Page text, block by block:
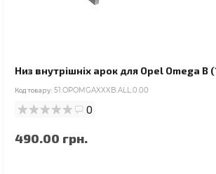
Низ внутрішніх арок для Opel Omega B
Код товару: 51.OPOMGAXXXB.ALL.0.00
0
490.00 грн.